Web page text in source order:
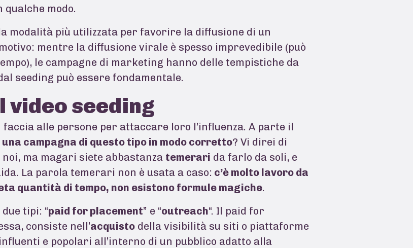
modo.
modalità più utilizzata per favorire la diffusione di un
mentre la diffusione virale è spesso imprevedibile (può
le campagne di marketing hanno delle tempistiche da
seeding può essere fondamentale.
video seeding
alle persone per attaccare loro l’influenza. A parte il
campagna di questo tipo in modo corretto? Vi direi di
ma magari siete abbastanza temerari da farlo da soli, e
La parola temerari non è usata a caso: c’è molto lavoro da
quantità di tempo, non esistono formule magiche.
tipi: “paid for placement” e “outreach“. Il paid for
consiste nell’acquisto della visibilità su siti o piattaforme
e popolari all’interno di un pubblico adatto alla